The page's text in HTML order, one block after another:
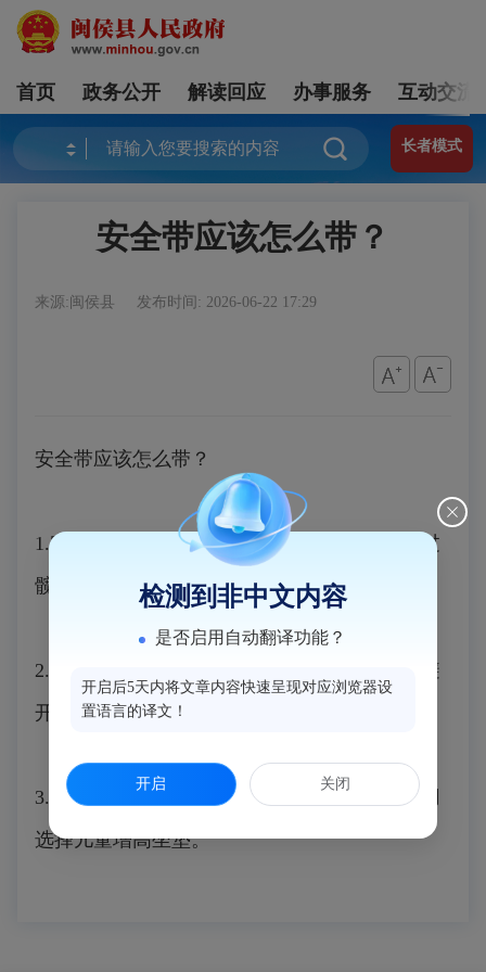
首页 政务公开 解读回应 办事服务 互动交流
长者模式
安全带应该怎么带？
来源:闽侯县 发布时间: 2026-06-22 17:29
安全带应该怎么带？
1.安全带必须过肩，腰带放在腹部以下，横跨过
髋关节贴合身体；
2.肩带应从头侧部通过胸部到达侧腹部，腰带避
开隆起部位凡在胯骨最低位置；
3.孩子乘车需配安全座椅，如果身高已经不适用
选择儿童增高坐垫。
检测到非中文内容
是否启用自动翻译功能？
开启后5天内将文章内容快速呈现对应浏览器设
置语言的译文！
开启 关闭